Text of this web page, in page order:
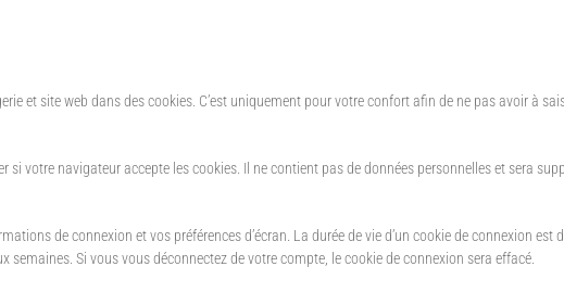
et site web dans des cookies. C’est uniquement pour votre confort afin de ne pas avoir à
votre navigateur accepte les cookies. Il ne contient pas de données personnelles et sera
de connexion et vos préférences d’écran. La durée de vie d’un cookie de connexion est
semaines. Si vous vous déconnectez de votre compte, le cookie de connexion sera effacé.